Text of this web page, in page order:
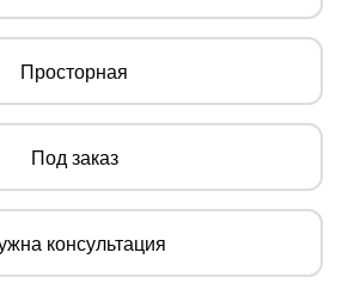
Просторная
Под заказ
консультация